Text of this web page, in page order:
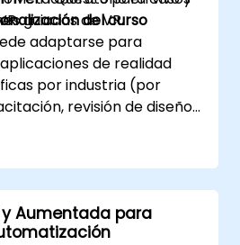
guiadas de VR.
del curso
adaptarse para
de realidad
por industria (por
revisión de diseño
Aumentada para